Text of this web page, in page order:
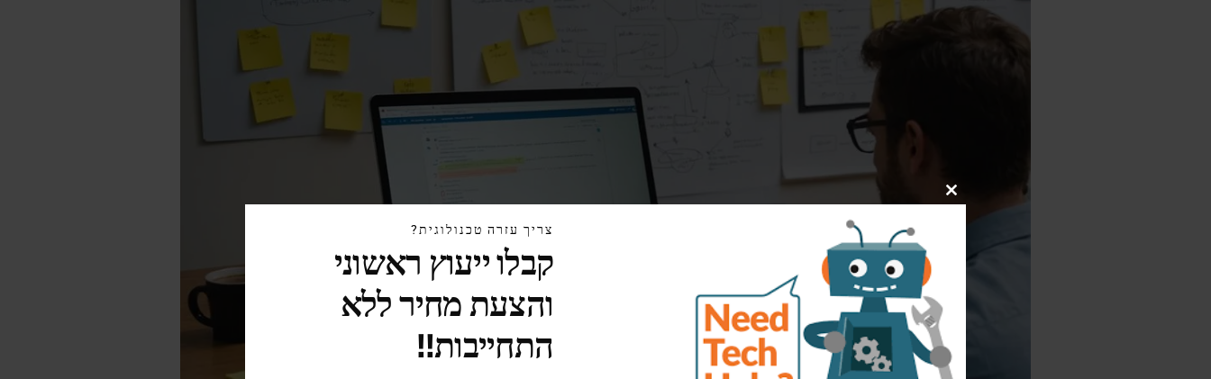
module
צריך עזרה טכנולוגית?
קבלו ייעוץ ראשוני
והצעת מחיר ללא
התחייבות!!